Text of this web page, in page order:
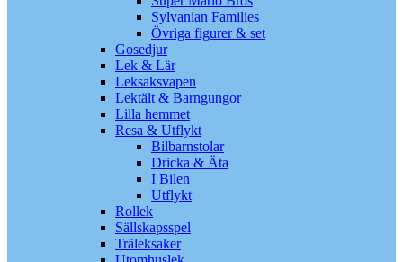
Sylvanian Families
Övriga figurer & set
Gosedjur
Lek & Lär
Leksaksvapen
Lektält & Barngungor
Lilla hemmet
Resa & Utflykt
Bilbarnstolar
Dricka & Äta
I Bilen
Utflykt
Rollek
Sällskapsspel
Träleksaker